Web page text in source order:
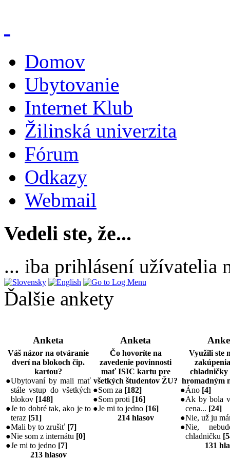
Domov
Ubytovanie
Internet Klub
Žilinská univerzita
Fórum
Odkazy
Webmail
Vedeli ste, že...
... iba prihlásení užívatelia
Ďalšie ankety
Anketa
Váš názor na otváranie
dverí na blokoch čip.
kartou?
●Ubytovaní by mali mať
stále vstup do všetkých
blokov [148]
●Je to dobré tak, ako je to
teraz [51]
●Mali by to zrušiť [7]
●Nie som z internátu [0]
●Je mi to jedno [7]
213 hlasov
Anketa
Čo hovoríte na
zavedenie povinnosti
mať ISIC kartu pre
všetkých študentov ŽU?
●Som za [182]
●Som proti [16]
●Je mi to jedno [16]
214 hlasov
Využili ste
chladničky
hromadným
●Áno [4]
●Ak by bola
cena... [24]
●Nie, už ju
●Nie,
chladničku [
131